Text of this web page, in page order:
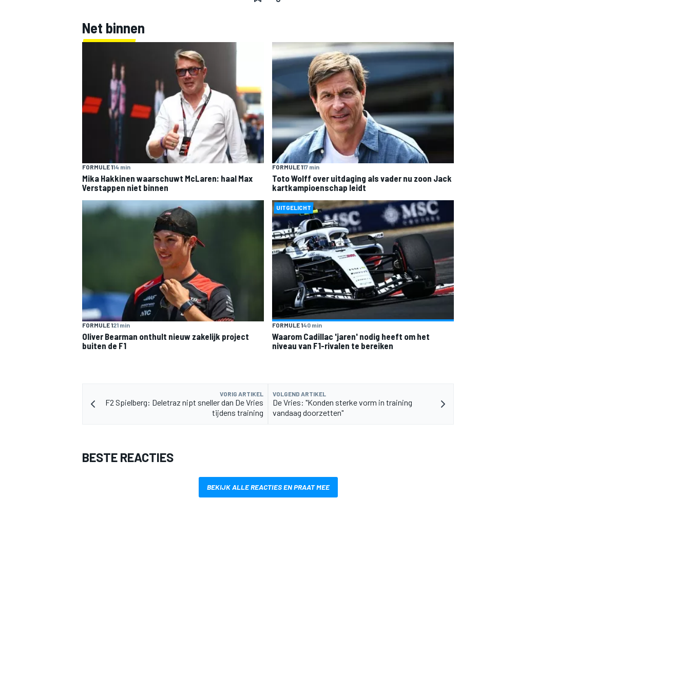
MEER RACEKLASSEN
Net binnen
FORMULE 114 min
Mika Hakkinen waarschuwt McLaren: haal Max
Verstappen niet binnen
FORMULE 117 min
Toto Wolff over uitdaging als vader nu zoon Jack
kartkampioenschap leidt
FORMULE 121 min
Oliver Bearman onthult nieuw zakelijk project
buiten de F1
UITGELICHT
FORMULE 140 min
Waarom Cadillac 'jaren' nodig heeft om het
niveau van F1-rivalen te bereiken
VORIG ARTIKEL
F2 Spielberg: Deletraz nipt sneller dan De Vries
tijdens training
VOLGEND ARTIKEL
De Vries: "Konden sterke vorm in training
vandaag doorzetten"
BESTE REACTIES
BEKIJK ALLE REACTIES EN PRAAT MEE